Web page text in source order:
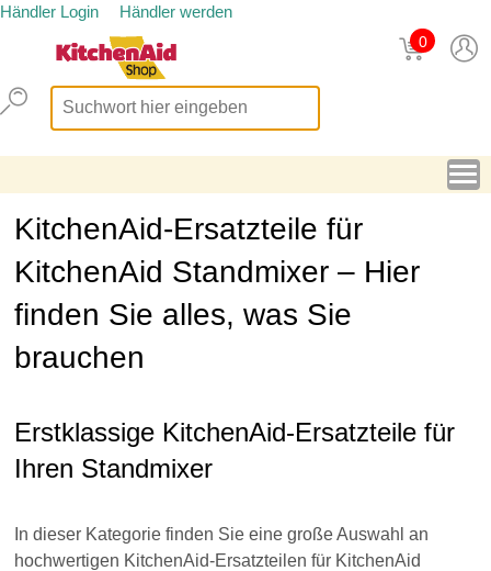
Händler Login Händler werden
0
KitchenAid-Ersatzteile für
KitchenAid Standmixer – Hier
finden Sie alles, was Sie
brauchen
Erstklassige KitchenAid-Ersatzteile für
Ihren Standmixer
In dieser Kategorie finden Sie eine große Auswahl an
hochwertigen KitchenAid-Ersatzteilen für KitchenAid